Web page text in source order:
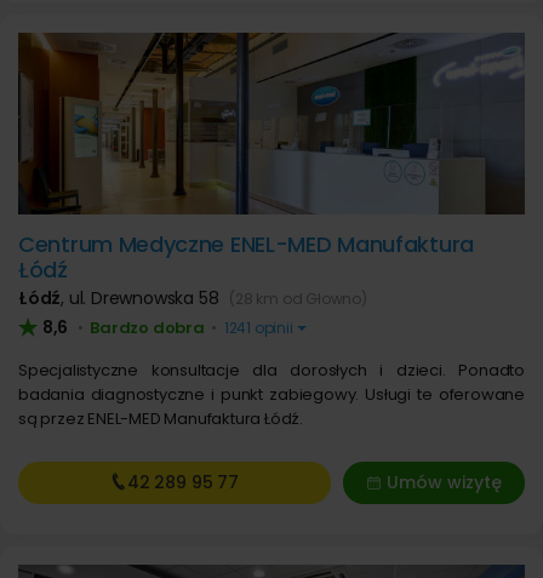
Centrum Medyczne ENEL-MED Manufaktura
Łódź
Łódź, ul. Drewnowska 58 (28 km od Głowno)
8,6 • Bardzo dobra • 1241 opinii
Specjalistyczne konsultacje dla dorosłych i dzieci. Ponadto
badania diagnostyczne i punkt zabiegowy. Usługi te oferowane
są przez ENEL-MED Manufaktura Łódź.
Umów wizytę
42 289 95 77